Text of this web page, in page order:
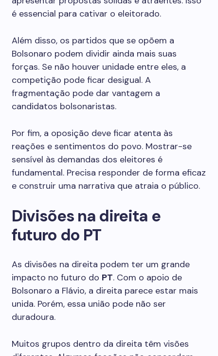
é essencial para cativar o eleitorado.
Além disso, os partidos que se opõem a
Bolsonaro podem dividir ainda mais suas
forças. Se não houver unidade entre eles, a
competição pode ficar desigual. A
fragmentação pode dar vantagem a
candidatos bolsonaristas.
Por fim, a oposição deve ficar atenta às
reações e sentimentos do povo. Mostrar-se
sensível às demandas dos eleitores é
fundamental. Precisa responder de forma eficaz
e construir uma narrativa que atraia o público.
Divisões na direita e
futuro do PT
As divisões na direita podem ter um grande
impacto no futuro do PT. Com o apoio de
Bolsonaro a Flávio, a direita parece estar mais
unida. Porém, essa união pode não ser
duradoura.
Muitos grupos dentro da direita têm visões